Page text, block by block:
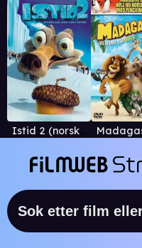
Istid 2 (norsk versjon)